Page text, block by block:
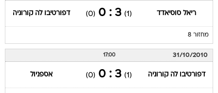
ריאל סוסיאדד (1)
3 : 0
(0) דפורטיבו לה קורוניה
מחזור 8
31/10/2010
17:00
דפורטיבו לה קורוניה (1)
3 : 0
(0) אספניול